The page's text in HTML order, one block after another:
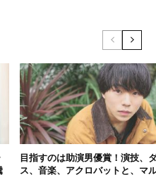
目指すのは助演男優賞！演技、
ス、音楽、アクロバットと、マ